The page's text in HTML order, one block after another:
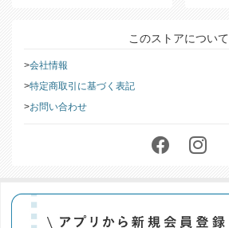
このストアについて
会社情報
特定商取引に基づく表記
お問い合わせ